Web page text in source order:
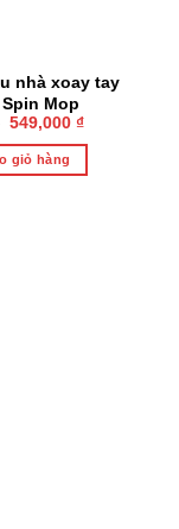
nhà xoay tay
Mop
– ETM466
549,000 ₫
giỏ hàng